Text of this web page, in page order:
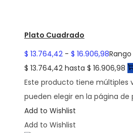
Plato Cuadrado
$ 13.764,42 - $ 16.906,98
$ 13.764,42 hasta $ 16.906,98
Este producto tiene múltiples
pueden elegir en la página de
Add to Wishlist
Add to Wishlist